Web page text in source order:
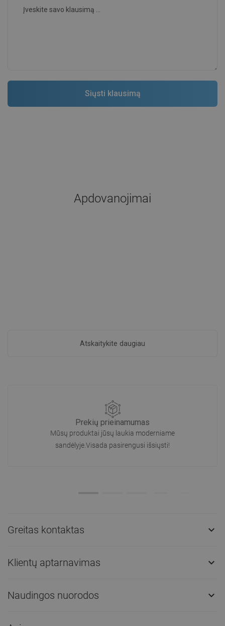
Apdovanojimai
Atskaitykite daugiau
Prekių prieinamumas
Mūsų produktai jūsų laukia moderniame
sandėlyje.Visada pasirengusi išsiųsti!
Greitas kontaktas 
Klientų aptarnavimas 
Naudingos nuorodos 